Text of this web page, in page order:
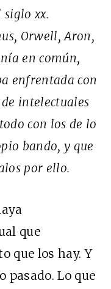
xx.
Orwell, Aron,
en común,
enfrentada con
intelectuales
con los de lo
bando, y que
por ello.
que
que los hay. Y
pasado. Lo que